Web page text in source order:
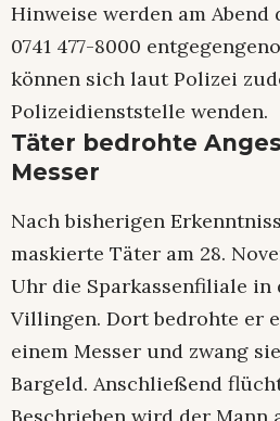
Hinweise werden am
0741 477-8000
können sich laut Polizei
Polizeidienststelle wenden.
Täter bedrohte
Messer
Nach bisherigen
maskierte Täter am 28.
Uhr die Sparkassenfiliale
Villingen. Dort bedrohte er
einem Messer und zwang
Bargeld. Anschließend